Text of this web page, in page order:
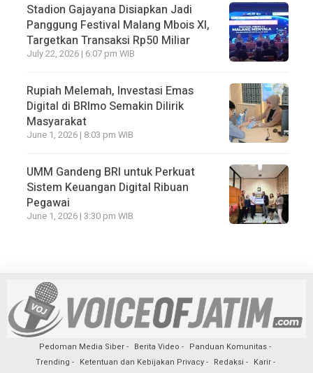
Stadion Gajayana Disiapkan Jadi
Panggung Festival Malang Mbois XI,
Targetkan Transaksi Rp50 Miliar
July 22, 2026 | 6:07 pm WIB
Rupiah Melemah, Investasi Emas
Digital di BRImo Semakin Dilirik
Masyarakat
June 1, 2026 | 8:03 pm WIB
UMM Gandeng BRI untuk Perkuat
Sistem Keuangan Digital Ribuan
Pegawai
June 1, 2026 | 3:30 pm WIB
Pedoman Media Siber Berita Video
Panduan Komunitas
Trending
Ketentuan dan Kebijakan Privacy Redaksi
Karir